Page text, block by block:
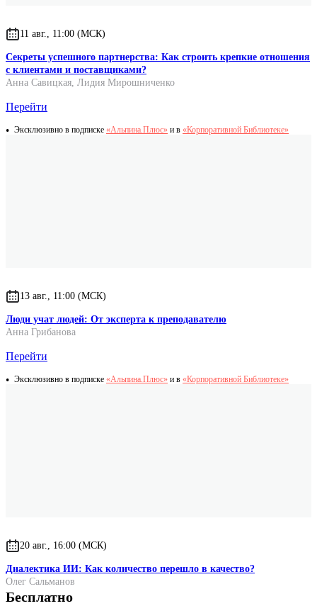
11 авг., 11:00 (МСК)
Секреты успешного партнерства: Как строить крепкие отношения
с клиентами и поставщиками?
Анна Савицкая, Лидия Мирошниченко
Перейти
Эксклюзивно в подписке «Альпина.Плюс» и в «Корпоративной Библиотеке»
13 авг., 11:00 (МСК)
Люди учат людей: От эксперта к преподавателю
Анна Грибанова
Перейти
Эксклюзивно в подписке «Альпина.Плюс» и в «Корпоративной Библиотеке»
20 авг., 16:00 (МСК)
Диалектика ИИ: Как количество перешло в качество?
Олег Сальманов
Бесплатно